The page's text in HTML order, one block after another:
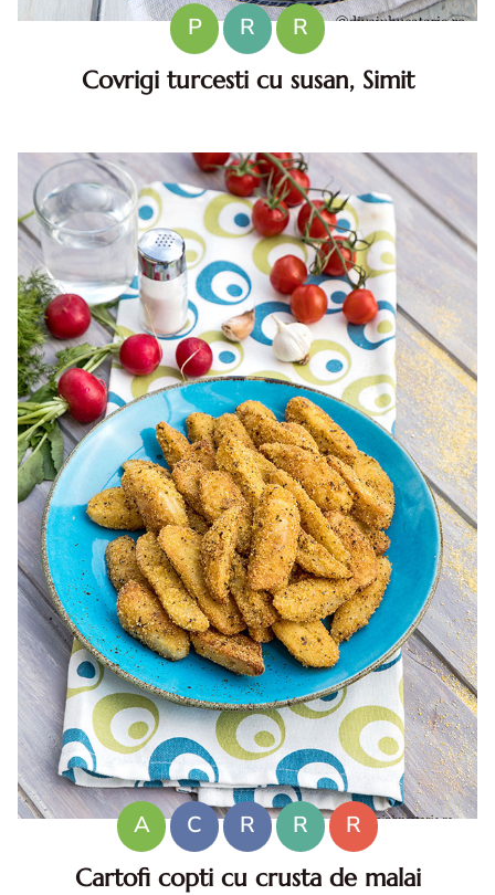
P R
R
Covrigi turcesti cu susan, Simit
turcesti cu susan reteta diva in bucatarie.
A C R R
R
Cartofi copti cu crusta de malai